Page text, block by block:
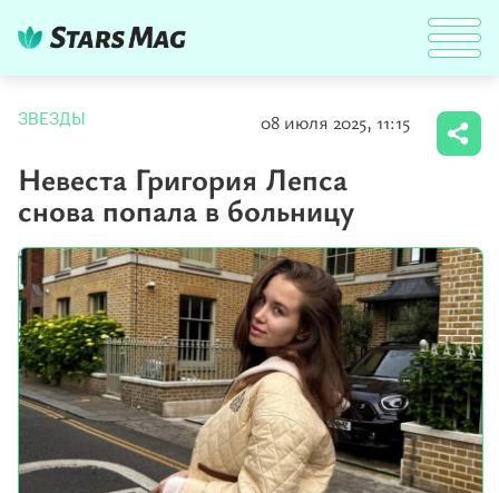
ЗВЕЗДЫ 08 июля 2025, 11:15
Невеста Григория Лепса
снова попала в больницу